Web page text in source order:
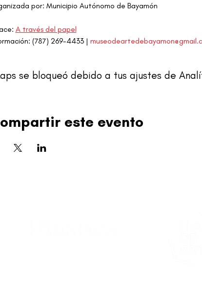
por: Municipio Autónomo de Bayamón
A través del papel
(787) 269-4433 |
se bloqueó debido a tus ajustes de
este evento